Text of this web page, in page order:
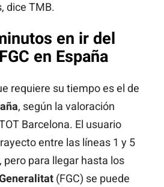
dice TMB.
en ir del
en España
requiere su tiempo es el de
, según la valoración
Barcelona. El usuario
entre las líneas 1 y 5
para llegar hasta los
(FGC) se puede